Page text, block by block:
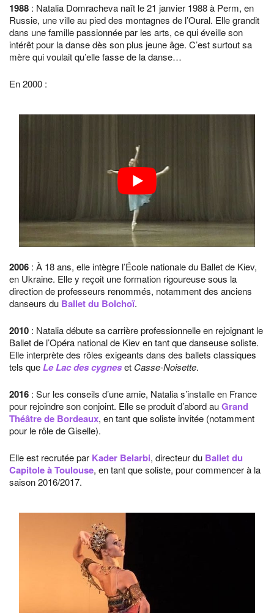
1988 : Natalia Domracheva naît le 21 janvier 1988 à Perm, en
Russie, une ville au pied des montagnes de l’Oural. Elle grandit
dans une famille passionnée par les arts, ce qui éveille son
intérêt pour la danse dès son plus jeune âge. C’est surtout sa
mère qui voulait qu’elle fasse de la danse…
En 2000 :
2006 : À 18 ans, elle intègre l’École nationale du Ballet de Kiev,
en Ukraine. Elle y reçoit une formation rigoureuse sous la
direction de professeurs renommés, notamment des anciens
danseurs du Ballet du Bolchoï.
2010 : Natalia débute sa carrière professionnelle en rejoignant le
Ballet de l’Opéra national de Kiev en tant que danseuse soliste.
Elle interprète des rôles exigeants dans des ballets classiques
tels queLe Lac des cygneset Casse-Noisette.
2016 : Sur les conseils d’une amie, Natalia s’installe en France
pour rejoindre son conjoint. Elle se produit d’abord auGrand
Théâtre de Bordeaux, en tant que soliste invitée (notamment
pour le rôle de Giselle).
Elle est recrutée par Kader Belarbi, directeur du Ballet du
Capitole à Toulouse, en tant que soliste, pour commencer à la
saison 2016/2017.